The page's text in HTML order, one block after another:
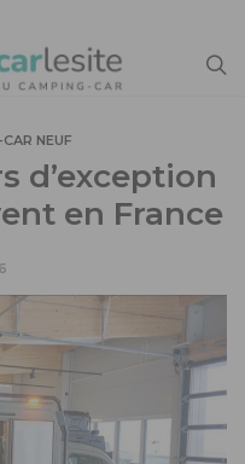
NEUF
d’exception
en France